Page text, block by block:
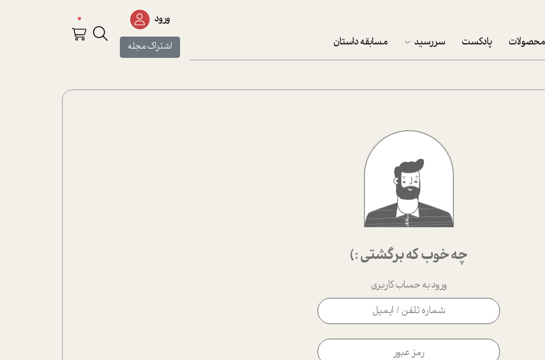
محصولات پادکست سررسید
پکيج نوروزي موفقيت
تقویم رومیزی
تقویم دیواری
مسابقه داستان
ورود
اشتراک مجله
0
چه خوب که برگشتی :)
ورود به حساب کاربری